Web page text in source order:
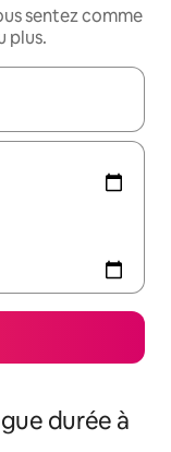
sentez comme
plus.
flèches vers le
durée à